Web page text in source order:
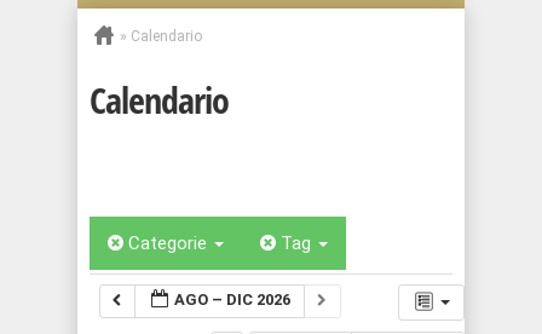
» Calendario
Calendario
Categorie Tag
AGO – DIC 2026